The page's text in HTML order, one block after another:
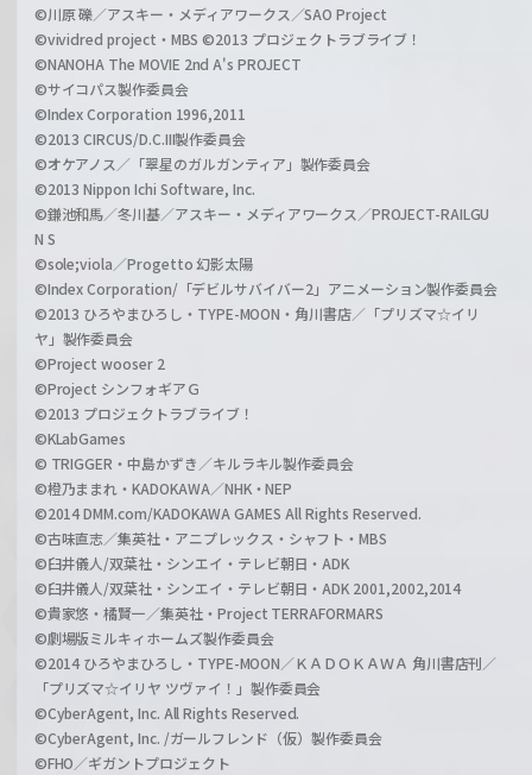
©川原 礫／アスキー・メディアワークス／SAO Project
©vividred project・MBS ©2013 プロジェクトラブライブ！
©NANOHA The MOVIE 2nd A's PROJECT
©サイコパス製作委員会
©Index Corporation 1996,2011
©2013 CIRCUS/D.C.III製作委員会
©オケアノス／「翠星のガルガンティア」製作委員会
©2013 Nippon Ichi Software, Inc.
©鎌池和馬／冬川基／アスキー・メディアワークス／PROJECT-RAILGU
N S
©sole;viola／Progetto 幻影太陽
©Index Corporation/「デビルサバイバー2」アニメーション製作委員会
©2013 ひろやまひろし・TYPE-MOON・角川書店／「プリズマ☆イリ
ヤ」製作委員会
©Project wooser 2
©Project シンフォギアＧ
©2013 プロジェクトラブライブ！
©KLabGames
© TRIGGER・中島かずき／キルラキル製作委員会
©橙乃ままれ・KADOKAWA／NHK・NEP
©2014 DMM.com/KADOKAWA GAMES All Rights Reserved.
©古味直志／集英社・アニプレックス・シャフト・MBS
©臼井儀人/双葉社・シンエイ・テレビ朝日・ADK
©臼井儀人/双葉社・シンエイ・テレビ朝日・ADK 2001,2002,2014
©貴家悠・橘賢一／集英社・Project TERRAFORMARS
©劇場版ミルキィホームズ製作委員会
©2014 ひろやまひろし・TYPE-MOON／ＫＡＤＯＫＡＷＡ 角川書店刊／
「プリズマ☆イリヤ ツヴァイ！」製作委員会
©CyberAgent, Inc. All Rights Reserved.
©CyberAgent, Inc. /ガールフレンド（仮）製作委員会
©FHO／ギガントプロジェクト